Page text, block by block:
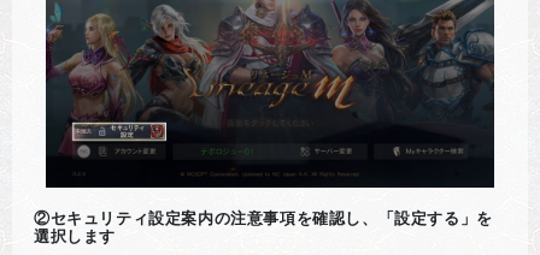
②セキュリティ設定案内の注意事項を確認し、「設定する」を
選択します